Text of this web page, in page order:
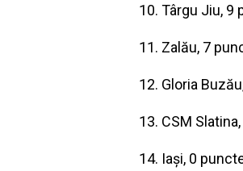
10. Târgu Jiu, 9
11. Zalău, 7
12. Gloria
13. CSM
14. Iași, 0